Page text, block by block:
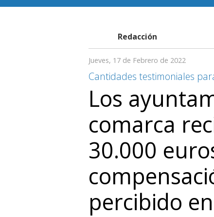
Redacción
Jueves, 17 de Febrero de 2022
Cantidades testimoniales
Los
comarca
30.000
percibido